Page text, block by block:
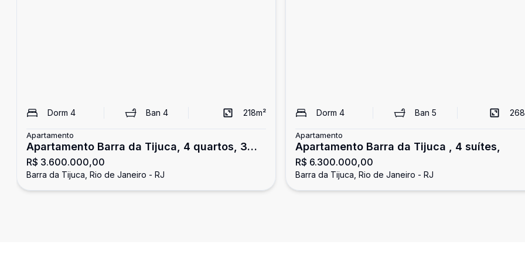
Dorm 4 Ban 4 218m²
Apartamento
Apartamento Barra da Tijuca, 4 quartos, 3
vagas
R$ 3.600.000,00
Barra da Tijuca, Rio de Janeiro - RJ
Dorm 4 Ban 5 268
Apartamento
Apartamento Barra da Tijuca , 4 suítes,
R$ 6.300.000,00
Barra da Tijuca, Rio de Janeiro - RJ